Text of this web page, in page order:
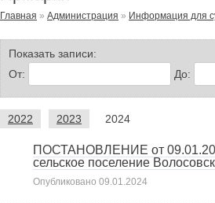
Главная » Администрация » Информация для
Показать записи:
От:
До:
2022 2023 2024
ПОСТАНОВЛЕНИЕ от
сельское поселение
Опубликовано 09.01.2024